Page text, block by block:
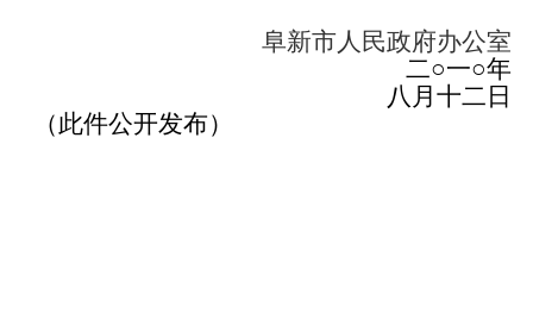
阜新市人民政府办公室
二○一○年
八月十二日
（此件公开发布）